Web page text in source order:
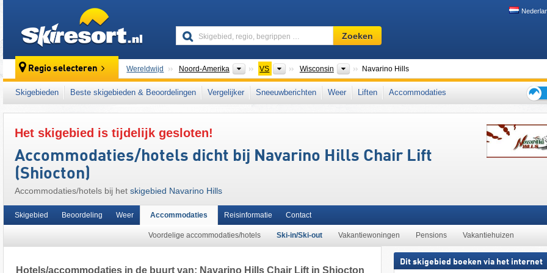
Skigebied,
regio,
…
Zoeken
Regio selecteren Wereldwijd Noord-Amerika Continenten
VS LandenWisconsin Deelstaten
Navarino Hills
Dit skigebied ligt ook in: Midwest
Skigebieden Beste skigebieden & Beoordelingen Vergelijker Sneeuwberichten Weer Liften
Accommodaties
Het skigebied is tijdelijk gesloten!
Accommodaties/hotels dicht bij Navarino Hills Chair Lift
(Shiocton)
Accommodaties/hotels bij het skigebied Navarino Hills
Skigebied Beoordeling Weer Accommodaties
Voordelige accommodaties/hotels Ski-in/Ski-out Vakantiewoningen Pensions Vakantiehuizen
Reisinformatie Contact
Hotels/accommodaties in de buurt van: Navarino Hills Chair Lift in Shiocton
Dit skigebied boeken via het internet